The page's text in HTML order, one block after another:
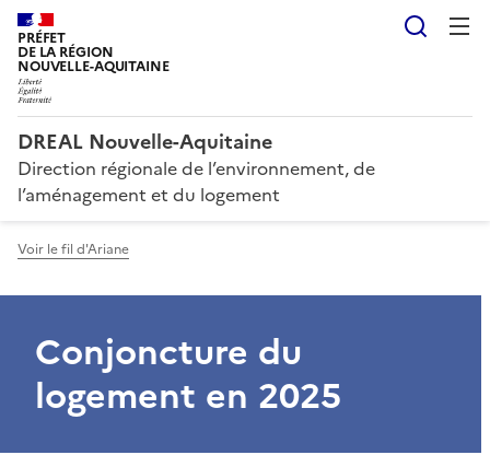
PRÉFET
DE LA RÉGION
NOUVELLE-AQUITAINE
DREAL Nouvelle-Aquitaine
Direction régionale de l’environnement, de
l’aménagement et du logement
Voir le fil d'Ariane
Conjoncture du
logement en 2025